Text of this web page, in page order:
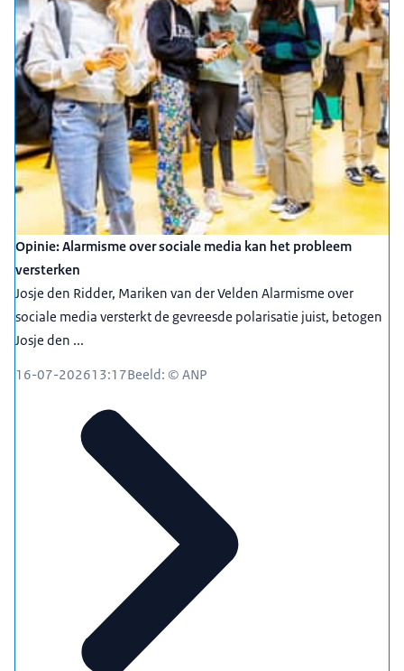
Opinie: Alarmisme over sociale media kan het probleem
versterken
Josje den Ridder, Mariken van der Velden Alarmisme over
sociale media versterkt de gevreesde polarisatie juist, betogen
Josje den ...
16-07-202613:17Beeld: © ANP